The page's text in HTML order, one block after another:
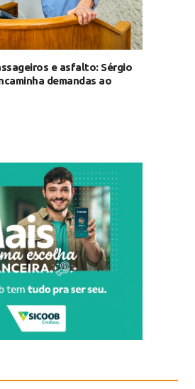
e asfalto: Sérgio
demandas ao